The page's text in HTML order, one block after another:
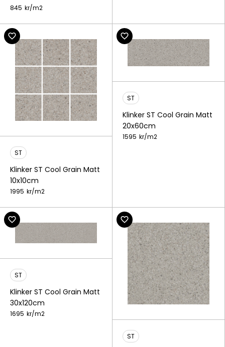
845 kr/m2
ST
Klinker ST Cool Grain Matt
10x10cm
1995 kr/m2
ST
Klinker ST Cool Grain Matt
20x60cm
1595 kr/m2
ST
Klinker ST Cool Grain Matt
30x120cm
1695 kr/m2
ST